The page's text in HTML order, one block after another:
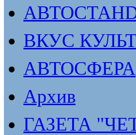
ВКУС
АВТОСФЕРА
Архив
ГАЗЕТА